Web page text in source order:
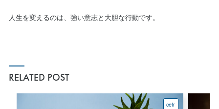
人生を変えるのは、強い意志と大胆な行動です。
RELATED POST
cefr